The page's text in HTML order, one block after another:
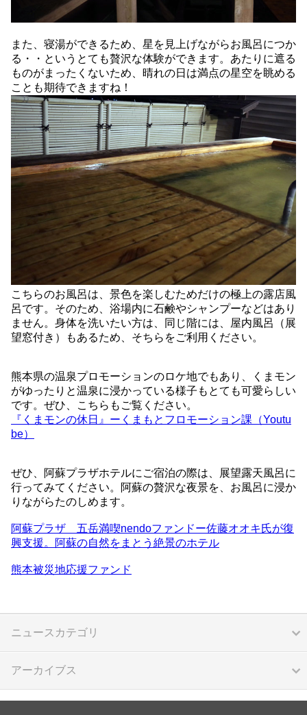
また、寝湯ができるため、星を見上げながらお風呂につか
る・・というとても贅沢な体験ができます。あたりに遮る
ものがまったくないため、晴れの日は満点の星空を眺める
ことも期待できますね！
こちらのお風呂は、景色を楽しむためだけの極上の露店風
呂です。そのため、浴場内に石鹸やシャンプーなどはあり
ません。身体を洗いたい方は、同じ階には、屋内風呂（展
望窓付き）もあるため、そちらをご利用ください。
熊本県の温泉プロモーションのロケ地でもあり、くまモン
がゆったりと温泉に浸かっている様子もとても可愛らしい
です。ぜひ、こちらもご覧ください。
『くまモンの休日』ーくまもとフロモーション課（Youtu
be）
ぜひ、阿蘇プラザホテルにご宿泊の際は、展望露天風呂に
行ってみてください。阿蘇の贅沢な夜景を、お風呂に浸か
りながらたのしめます。
阿蘇プラザ 五岳満喫nendoファンドー佐藤オオキ氏が復
興支援。阿蘇の自然をまとう絶景のホテル
熊本被災地応援ファンド
ニュースカテゴリ
アーカイブス